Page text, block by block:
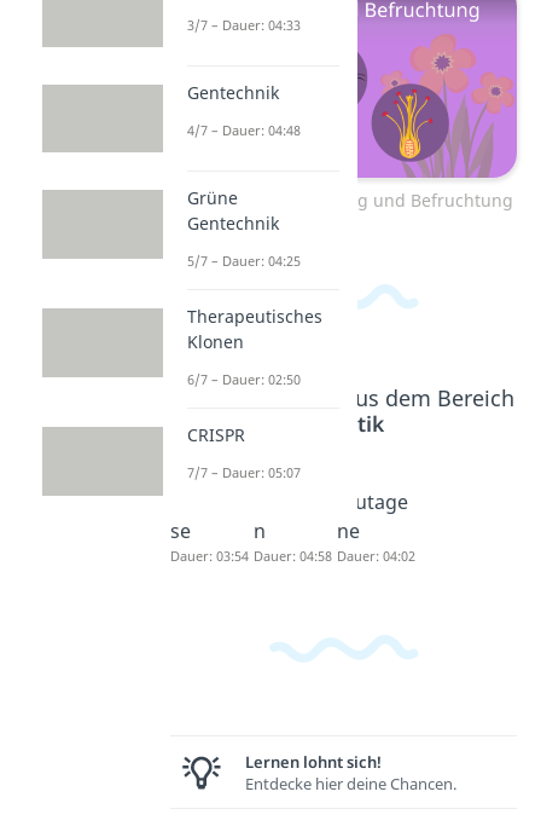
Zum Video: Bestäubung und Befruchtung
Beliebte Inhalte aus dem Bereich
Genetik
se
Dauer: 03:54
n
Dauer: 04:58
Mutage
ne
Dauer: 04:02
Lernen lohnt sich!
Entdecke hier deine Chancen.
3/7 – Dauer: 04:33
Gentechnik
4/7 – Dauer: 04:48
Grüne
Gentechnik
5/7 – Dauer: 04:25
Therapeutisches
Klonen
6/7 – Dauer: 02:50
CRISPR
7/7 – Dauer: 05:07